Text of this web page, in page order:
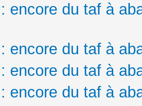
encore du taf à
encore du taf à
encore du taf à
encore du taf à